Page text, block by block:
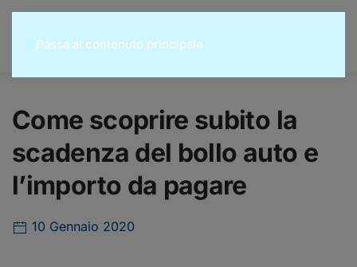
Passa al contenuto principale
Come scoprire subito la
scadenza del bollo auto e
l’importo da pagare
10 Gennaio 2020